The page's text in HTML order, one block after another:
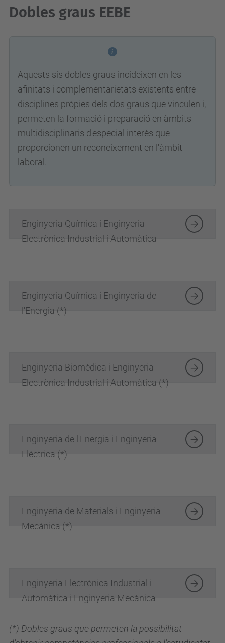
Dobles graus EEBE
Aquests sis dobles graus incideixen en les
afinitats i complementarietats existents entre
disciplines pròpies dels dos graus que vinculen i,
permeten la formació i preparació en àmbits
multidisciplinaris d'especial interès que
proporcionen un reconeixement en l'àmbit
laboral.
Enginyeria Química i Enginyeria
Electrònica Industrial i Automàtica
Enginyeria Química i Enginyeria de
l'Energia (*)
Enginyeria Biomèdica i Enginyeria
Electrònica Industrial i Automàtica (*)
Enginyeria de l'Energia i Enginyeria
Elèctrica (*)
Enginyeria de Materials i Enginyeria
Mecànica (*)
Enginyeria Electrònica Industrial i
Automàtica i Enginyeria Mecànica
(*) Dobles graus que permeten la possibilitat